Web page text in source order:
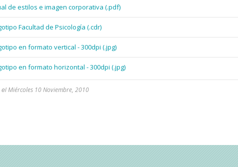
de estilos e imagen corporativa (.pdf)
Facultad de Psicología (.cdr)
en formato vertical - 300dpi (.jpg)
en formato horizontal - 300dpi (.jpg)
elMiércoles 10 Noviembre, 2010